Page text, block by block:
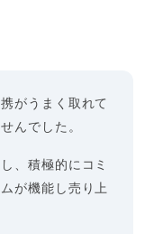
がうまく取れて
んでした。
、積極的にコミ
が機能し売り上